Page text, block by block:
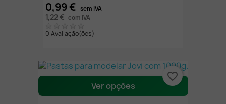
0,99 € sem IVA
1,22 € com IVA
0 Avaliação(ões)
Ver opções
favorite_border